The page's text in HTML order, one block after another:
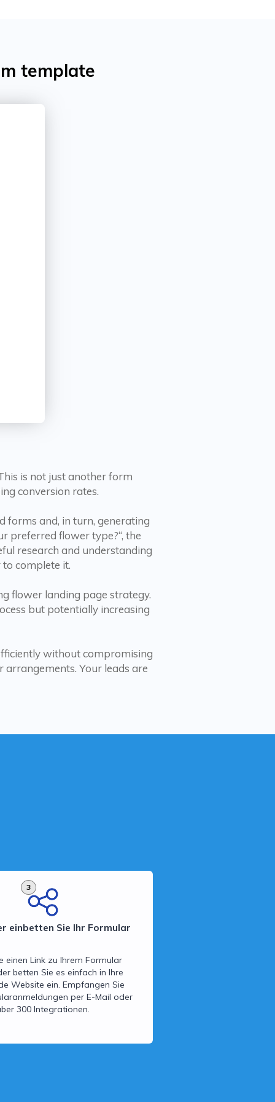
template
is not just another form
conversion rates.
forms and, in turn, generating
preferred flower type?“, the
research and understanding
to complete it.
flower landing page strategy.
but potentially increasing
without compromising
Your leads are
3
einbetten Sie Ihr Formular
einen Link zu Ihrem Formular
betten Sie es einfach in Ihre
Website ein. Empfangen Sie
per E-Mail oder
300 Integrationen.